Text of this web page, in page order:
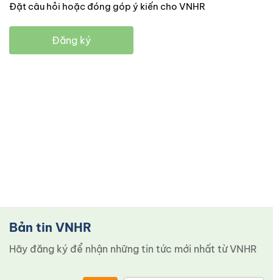
Đặt câu hỏi hoặc đóng góp ý kiến cho VNHR
Đăng ký
Bản tin VNHR
Hãy đăng ký để nhận những tin tức mới nhất từ ​​VNHR